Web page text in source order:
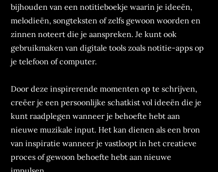
bijhouden van een notitieboekje waarin je ideeën,
melodieën, songteksten of zelfs gewoon woorden en
zinnen noteert die je aanspreken. Je kunt ook
gebruikmaken van digitale tools zoals notitie-apps op
je telefoon of computer.
Door deze inspirerende momenten op te schrijven,
creëer je een persoonlijke schatkist vol ideeën die je
kunt raadplegen wanneer je behoefte hebt aan
nieuwe muzikale input. Het kan dienen als een bron
van inspiratie wanneer je vastloopt in het creatieve
proces of gewoon behoefte hebt aan nieuwe